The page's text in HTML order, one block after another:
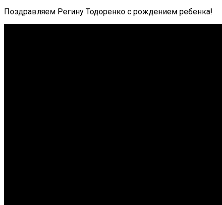
Поздравляем Регину Тодоренко с рождением ребенка!